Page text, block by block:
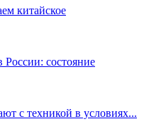
китайское
состояние
с техникой в условиях...